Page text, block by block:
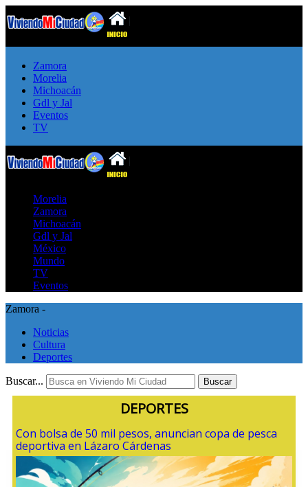
Zamora
Morelia
Michoacán
Gdl y Jal
Eventos
TV
Morelia
Zamora
Michoacán
Gdl y Jal
México
Mundo
TV
Eventos
Zamora -
Noticias
Cultura
Deportes
Buscar... Buscar
DEPORTES
Con bolsa de 50 mil pesos, anuncian copa de pesca
deportiva en Lázaro Cárdenas